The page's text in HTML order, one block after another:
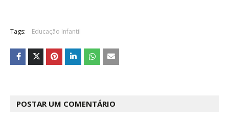
Tags: Educação Infantil
POSTAR UM COMENTÁRIO